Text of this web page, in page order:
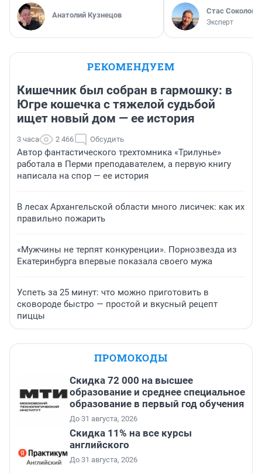
Анатолий Кузнецов Стас Соколов
Эксперт
РЕКОМЕНДУЕМ
Кишечник был собран в гармошку: в
Югре кошечка с тяжелой судьбой
ищет новый дом — ее история
3 часа 2 466 Обсудить
Автор фантастического трехтомника «Трилунье»
работала в Перми преподавателем, а первую книгу
написала на спор — ее история
В лесах Архангельской области много лисичек: как их
правильно пожарить
«Мужчины не терпят конкуренции». Порнозвезда из
Екатеринбурга впервые показала своего мужа
Успеть за 25 минут: что можно приготовить в
сковороде быстро — простой и вкусный рецепт
пиццы
ПРОМОКОДЫ
Скидка 72 000 на высшее
образование и среднее специальное
образование в первый год обучения
До 31 августа, 2026
Скидка 11% на все курсы
английского
До 31 августа, 2026